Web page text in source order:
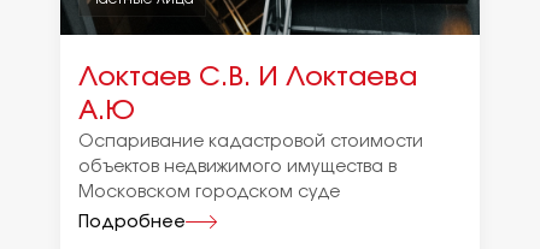
Локтаев С.В. И Локтаева
А.Ю
Оспаривание кадастровой стоимости
объектов недвижимого имущества в
Московском городском суде
Подробнее